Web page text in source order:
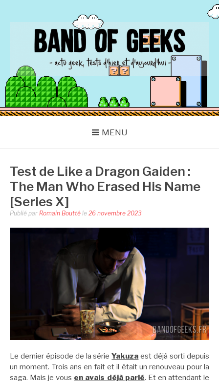
BAND OF GEEKS
Actu Geek d'hier et d'aujourd'hui
MENU
Test de Like a Dragon Gaiden :
The Man Who Erased His Name
[Series X]
Publié par Romain Boutté le 26 novembre 2023
Le dernier épisode de la sérieYakuza est déjà sorti depuis
un moment. Trois ans en fait et il était un renouveau pour la
saga. Mais je vous en avais déjà parlé. Et en attendant le